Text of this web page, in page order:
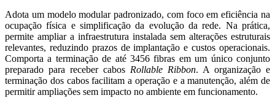
Adota um modelo modular padronizado, com foco em eficiência na
ocupação física e simplificação da evolução da rede. Na prática,
permite ampliar a infraestrutura instalada sem alterações estruturais
relevantes, reduzindo prazos de implantação e custos operacionais.
Comporta a terminação de até 3456 fibras em um único conjunto
preparado para receber cabos Rollable Ribbon. A organização e
terminação dos cabos facilitam a operação e a manutenção, além de
permitir ampliações sem impacto no ambiente em funcionamento.